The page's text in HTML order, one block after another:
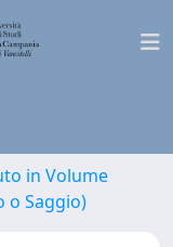
in Volume
o Saggio)